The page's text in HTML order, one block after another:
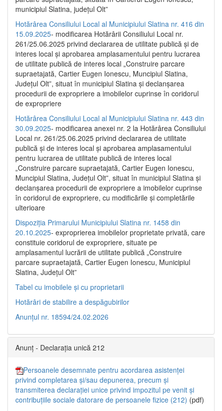
municipiul Slatina, județul Olt”
Hotărârea Consiliului Local al Municipiului Slatina nr. 416 din
15.09.2025- modificarea Hotărârii Consiliului Local nr.
261/25.06.2025 privind declararea de utilitate publică și de
interes local și aprobarea amplasamentului pentru lucrarea
de utilitate publică de interes local „Construire parcare
supraetajată, Cartier Eugen Ionescu, Muncipiul Slatina,
Județul Olt”, situat în municipiul Slatina și declanșarea
procedurii de expropriere a imobilelor cuprinse în coridorul
de expropriere
Hotărârea Consiliului Local al Municipiului Slatina nr. 443 din
30.09.2025- modificarea anexei nr. 2 la Hotărârea Consiliului
Local nr. 261/25.06.2025 privind declararea de utilitate
publică şi de interes local şi aprobarea amplasamentului
pentru lucrarea de utilitate publică de interes local
„Construire parcare supraetajată, Cartier Eugen Ionescu,
Muncipiul Slatina, Judeţul Olt”, situat în municipiul Slatina şi
declanşarea procedurii de expropriere a imobilelor cuprinse
în coridorul de expropriere, cu modificările şi completările
ulterioare
Dispoziția Primarului Municipiului Slatina nr. 1458 din
20.10.2025- exproprierea imobilelor proprietate privată, care
constituie coridorul de expropriere, situate pe
amplasamentul lucrării de utilitate publică „Construire
parcare supraetajată, Cartier Eugen Ionescu, Municipiul
Slatina, Județul Olt”
Tabel cu imobilele și cu proprietarii
Hotărâri de stabilire a despăgubirilor
Anunțul nr. 18594/24.02.2026
Anunț - Declarația unică 212
Persoanele desemnate pentru acordarea asistenței
privind completarea și/sau depunerea, precum și
transmiterea declarației unice privind impozitul pe venit și
contribuțiile sociale datorare de persoanele fizice (212) (pdf)